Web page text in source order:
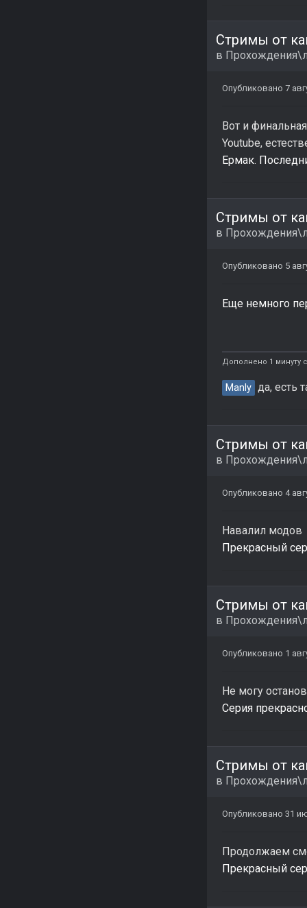
Стримы от
в
Опубликовано 7
Вот и
Youtube,
Ермак.
Стримы от
в
Опубликовано 5
Еще немного
Дополнено 1 минуту
Manly да, есть
Стримы от
в
Опубликовано 4
Навалил модов
Прекрасный
Стримы от
в
Опубликовано 1
Не могу
Серия
Стримы от
в
Опубликовано 31
Продолжаем
Прекрасный